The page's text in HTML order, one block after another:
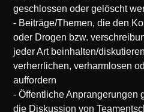
geschlossen oder gelöscht
- Beiträge/Themen, die den
oder Drogen bzw.
jeder Art beinhalten/
verherrlichen, verharmlosen
auffordern
- Öffentliche Anprangerungen
die Diskussion von